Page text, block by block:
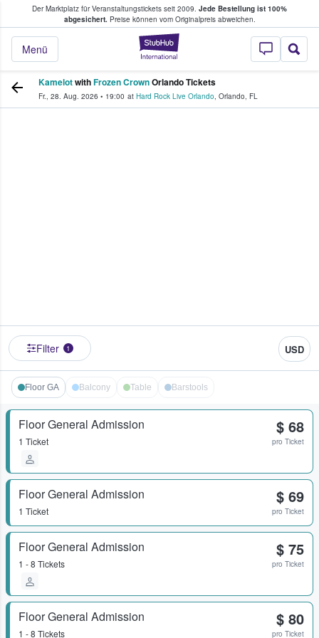
Der Marktplatz für Veranstaltungstickets seit 2009. Jede Bestellung ist 100%
abgesichert.Preise können vom Originalpreis abweichen.
StubHub - Wo
Menü
Tickets kaufen & verkaufen
KamelotwithFrozen CrownOrlando Tickets
Fr., 28. Aug. 2026 • 19:00 at Hard Rock Live Orlando, Orlando, FL
Filter 1 USD
Floor GA Balcony Table Barstools
Floor General Admission
1 Ticket
$ 68
pro Ticket
Floor General Admission
1 Ticket
$ 69
pro Ticket
Floor General Admission
1 - 8 Tickets
$ 75
pro Ticket
Floor General Admission
1 - 8 Tickets
$ 80
pro Ticket